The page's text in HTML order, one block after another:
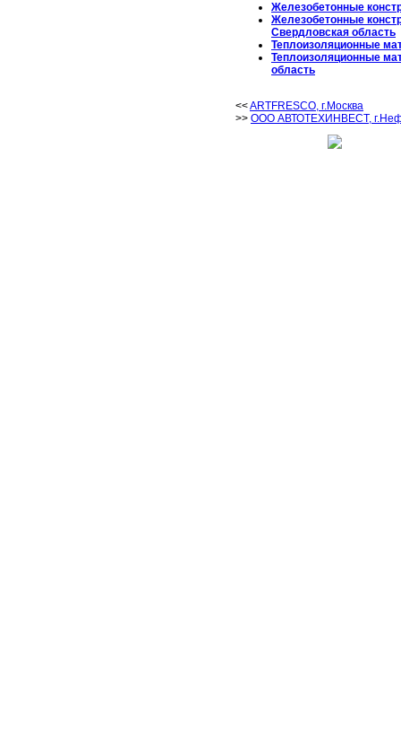
Железобетонные
Железобетонные
Свердловская область
Теплоизоляционные
Теплоизоляционные
область
<<ARTFRESCO, г.Москва
>> ООО АВТОТЕХИНВЕСТ,